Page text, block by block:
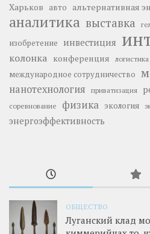
Харьков авто альтернативная
аналитика выставка
изобретение инвестиция
колонка конференция логистика
международное сотрудничество
нанотехнология приватизация
соревнование физика экология
энергоэффективность
ОБЩЕСТВО
Луганский клад